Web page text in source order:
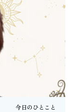
今日のひとこと